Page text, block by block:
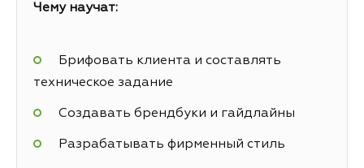
Чему научат:
Брифовать клиента и составлять
техническое задание
Создавать брендбуки и гайдлайны
Разрабатывать фирменный стиль